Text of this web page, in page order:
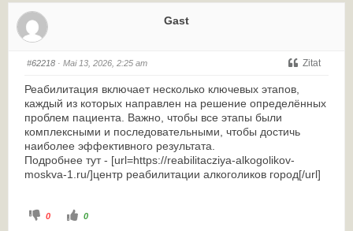
Gast
#62218 · Mai 13, 2026, 2:25 am Zitat
Реабилитация включает несколько ключевых этапов,
каждый из которых направлен на решение определённых
проблем пациента. Важно, чтобы все этапы были
комплексными и последовательными, чтобы достичь
наиболее эффективного результата.
Подробнее тут - [url=https://reabilitacziya-alkogolikov-
moskva-1.ru/]центр реабилитации алкоголиков город[/url]
0 0